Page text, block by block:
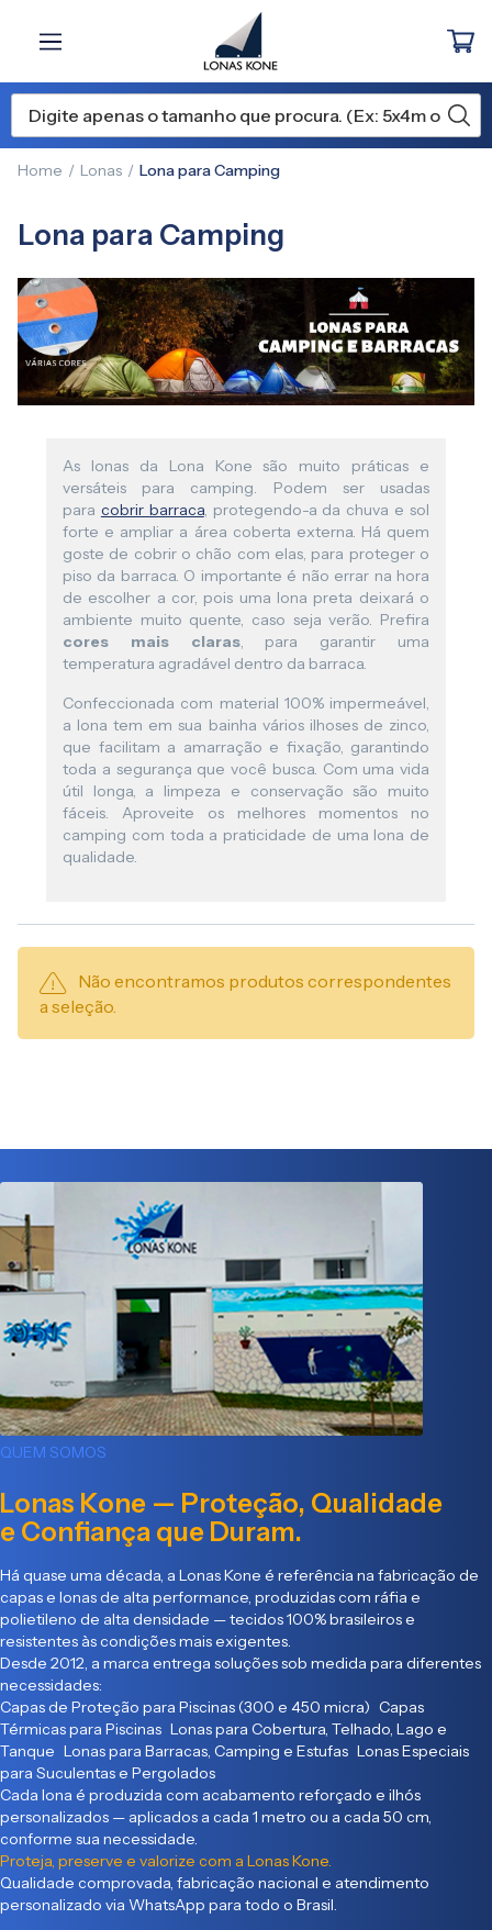
Home Lonas Lona para Camping
Lona para Camping
As lonas da Lona Kone são muito práticas e
versáteis para camping. Podem ser usadas
para cobrir barraca, protegendo-a da chuva e sol
forte e ampliar a área coberta externa. Há quem
goste de cobrir o chão com elas, para proteger o
piso da barraca. O importante é não errar na hora
de escolher a cor, pois uma lona preta deixará o
ambiente muito quente, caso seja verão. Prefira
cores mais claras, para garantir uma
temperatura agradável dentro da barraca.
Confeccionada com material 100% impermeável,
a lona tem em sua bainha vários ilhoses de zinco,
que facilitam a amarração e fixação, garantindo
toda a segurança que você busca. Com uma vida
útil longa, a limpeza e conservação são muito
fáceis. Aproveite os melhores momentos no
camping com toda a praticidade de uma lona de
qualidade.
Não encontramos produtos correspondentes
a seleção.
QUEM SOMOS
Lonas Kone — Proteção, Qualidade
e Confiança que Duram.
Há quase uma década, a Lonas Kone é referência na fabricação de
capas e lonas de alta performance, produzidas com ráfia e
polietileno de alta densidade — tecidos 100% brasileiros e
resistentes às condições mais exigentes.
Desde 2012, a marca entrega soluções sob medida para diferentes
necessidades:
Capas de Proteção para Piscinas (300 e 450 micra) Capas
Térmicas para Piscinas Lonas para Cobertura, Telhado, Lago e
Tanque Lonas para Barracas, Camping e Estufas Lonas Especiais
para Suculentas e Pergolados
Cada lona é produzida com acabamento reforçado e ilhós
personalizados — aplicados a cada 1 metro ou a cada 50 cm,
conforme sua necessidade.
Proteja, preserve e valorize com a Lonas Kone.
Qualidade comprovada, fabricação nacional e atendimento
personalizado via WhatsApp para todo o Brasil.